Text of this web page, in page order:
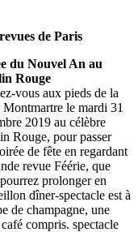
de Paris
du Nouvel An au
Rouge
vous aux pieds de la
le mardi 31
2019 au célèbre
Rouge, pour passer
de fête en regardant
revue Féérie, que
prolonger en
dîner-spectacle est à
de champagne, une
compris. spectacle